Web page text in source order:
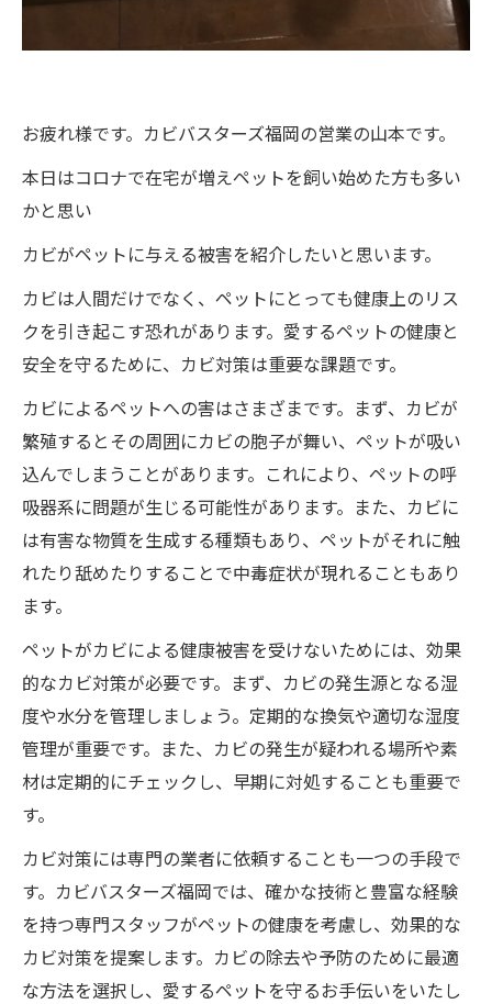
お疲れ様です。カビバスターズ福岡の営業の山本です。
本日はコロナで在宅が増えペットを飼い始めた方も多い
かと思い
カビがペットに与える被害を紹介したいと思います。
カビは人間だけでなく、ペットにとっても健康上のリス
クを引き起こす恐れがあります。愛するペットの健康と
安全を守るために、カビ対策は重要な課題です。
カビによるペットへの害はさまざまです。まず、カビが
繁殖するとその周囲にカビの胞子が舞い、ペットが吸い
込んでしまうことがあります。これにより、ペットの呼
吸器系に問題が生じる可能性があります。また、カビに
は有害な物質を生成する種類もあり、ペットがそれに触
れたり舐めたりすることで中毒症状が現れることもあり
ます。
ペットがカビによる健康被害を受けないためには、効果
的なカビ対策が必要です。まず、カビの発生源となる湿
度や水分を管理しましょう。定期的な換気や適切な湿度
管理が重要です。また、カビの発生が疑われる場所や素
材は定期的にチェックし、早期に対処することも重要で
す。
カビ対策には専門の業者に依頼することも一つの手段で
す。カビバスターズ福岡では、確かな技術と豊富な経験
を持つ専門スタッフがペットの健康を考慮し、効果的な
カビ対策を提案します。カビの除去や予防のために最適
な方法を選択し、愛するペットを守るお手伝いをいたし